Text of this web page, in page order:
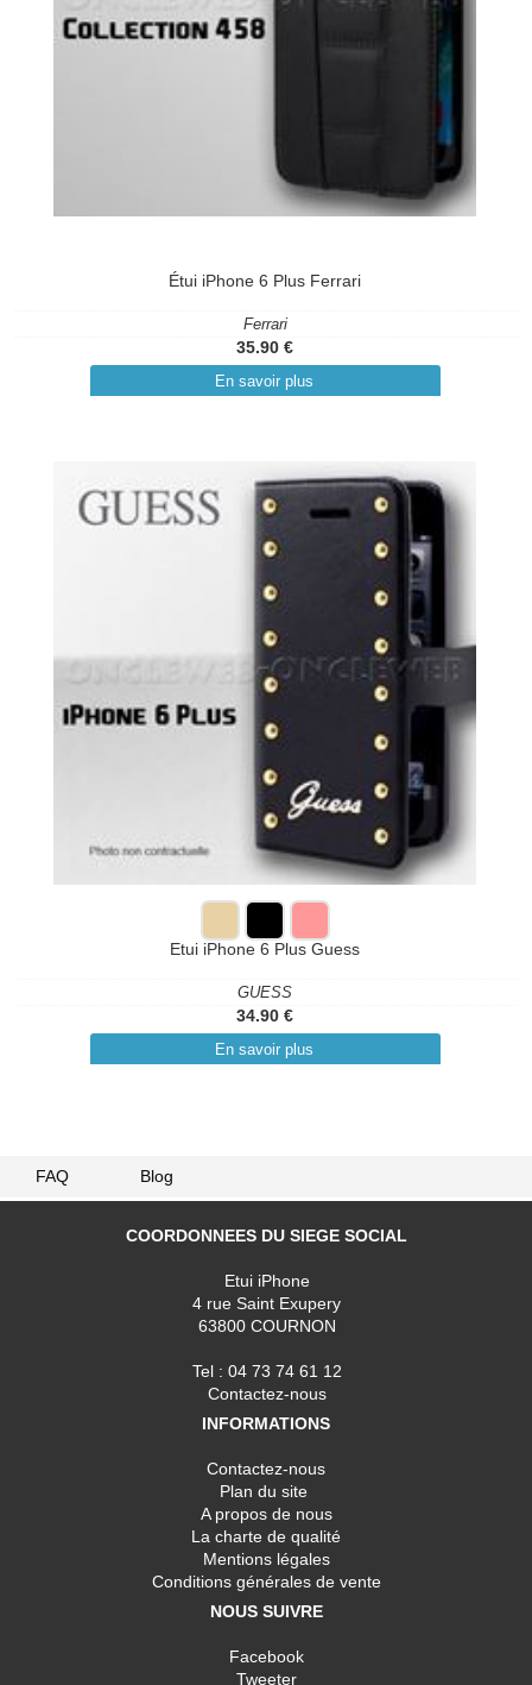
Étui iPhone 6 Plus Ferrari
Ferrari
35.90 €
En savoir plus
Etui iPhone 6 Plus Guess
GUESS
34.90 €
En savoir plus
FAQ Blog
COORDONNEES DU SIEGE SOCIAL
Etui iPhone
4 rue Saint Exupery
63800 COURNON
Tel : 04 73 74 61 12
Contactez-nous
INFORMATIONS
Contactez-nous
Plan du site
A propos de nous
La charte de qualité
Mentions légales
Conditions générales de vente
NOUS SUIVRE
Facebook
Tweeter